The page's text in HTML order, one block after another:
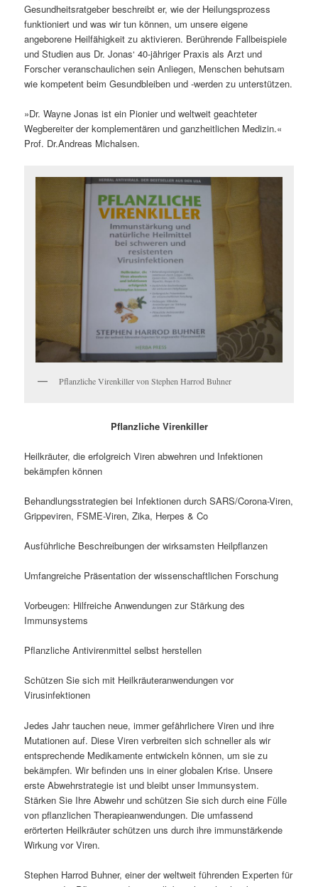
Gesundheitsratgeber beschreibt er, wie der Heilungsprozess
funktioniert und was wir tun können, um unsere eigene
angeborene Heilfähigkeit zu aktivieren. Berührende Fallbeispiele
und Studien aus Dr. Jonas‘ 40-jähriger Praxis als Arzt und
Forscher veranschaulichen sein Anliegen, Menschen behutsam
wie kompetent beim Gesundbleiben und -werden zu unterstützen.
»Dr. Wayne Jonas ist ein Pionier und weltweit geachteter
Wegbereiter der komplementären und ganzheitlichen Medizin.«
Prof. Dr.Andreas Michalsen.
Pflanzliche Virenkiller von Stephen Harrod Buhner
Pflanzliche Virenkiller
Heilkräuter, die erfolgreich Viren abwehren und Infektionen
bekämpfen können
Behandlungsstrategien bei Infektionen durch SARS/Corona-Viren,
Grippeviren, FSME-Viren, Zika, Herpes & Co
Ausführliche Beschreibungen der wirksamsten Heilpflanzen
Umfangreiche Präsentation der wissenschaftlichen Forschung
Vorbeugen: Hilfreiche Anwendungen zur Stärkung des
Immunsystems
Pflanzliche Antivirenmittel selbst herstellen
Schützen Sie sich mit Heilkräuteranwendungen vor
Virusinfektionen
Jedes Jahr tauchen neue, immer gefährlichere Viren und ihre
Mutationen auf. Diese Viren verbreiten sich schneller als wir
entsprechende Medikamente entwickeln können, um sie zu
bekämpfen. Wir befinden uns in einer globalen Krise. Unsere
erste Abwehrstrategie ist und bleibt unser Immunsystem.
Stärken Sie Ihre Abwehr und schützen Sie sich durch eine Fülle
von pflanzlichen Therapieanwendungen. Die umfassend
erörterten Heilkräuter schützen uns durch ihre immunstärkende
Wirkung vor Viren.
Stephen Harrod Buhner, einer der weltweit führenden Experten für